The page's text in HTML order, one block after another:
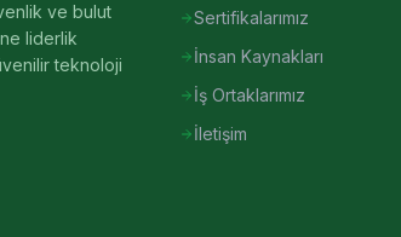
ve bulut
liderlik
teknoloji
Sertifikalarımız
İnsan Kaynakları
İş Ortaklarımız
İletişim